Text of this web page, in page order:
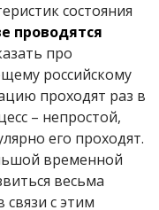
состояния
проводятся
про
российскому
проходят раз в
– непростой,
его проходят.
временной
весьма
с этим